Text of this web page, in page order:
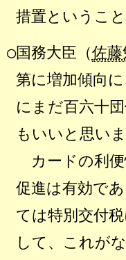
措置というこ
○国務大臣（佐藤
第に増加傾向
にまだ百六十
もいいと思いま
カードの利便
促進は有効で
ては特別交付
して、これが